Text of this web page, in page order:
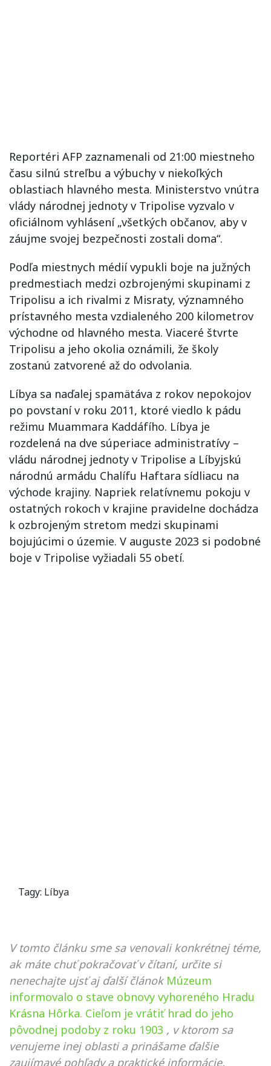
Reportéri AFP zaznamenali od 21:00 miestneho
času silnú streľbu a výbuchy v niekoľkých
oblastiach hlavného mesta. Ministerstvo vnútra
vlády národnej jednoty v Tripolise vyzvalo v
oficiálnom vyhlásení „všetkých občanov, aby v
záujme svojej bezpečnosti zostali doma“.
Podľa miestnych médií vypukli boje na južných
predmestiach medzi ozbrojenými skupinami z
Tripolisu a ich rivalmi z Misraty, významného
prístavného mesta vzdialeného 200 kilometrov
východne od hlavného mesta. Viaceré štvrte
Tripolisu a jeho okolia oznámili, že školy
zostanú zatvorené až do odvolania.
Líbya sa naďalej spamätáva z rokov nepokojov
po povstaní v roku 2011, ktoré viedlo k pádu
režimu Muammara Kaddáfího. Líbya je
rozdelená na dve súperiace administratívy –
vládu národnej jednoty v Tripolise a Líbyjskú
národnú armádu Chalífu Haftara sídliacu na
východe krajiny. Napriek relatívnemu pokoju v
ostatných rokoch v krajine pravidelne dochádza
k ozbrojeným stretom medzi skupinami
bojujúcimi o územie. V auguste 2023 si podobné
boje v Tripolise vyžiadali 55 obetí.
Tagy: Líbya
V tomto článku sme sa venovali konkrétnej téme,
ak máte chuť pokračovať v čítaní, určite si
nenechajte ujsť aj ďalší článok Múzeum
informovalo o stave obnovy vyhoreného Hradu
Krásna Hôrka. Cieľom je vrátiť hrad do jeho
pôvodnej podoby z roku 1903 , v ktorom sa
venujeme inej oblasti a prinášame ďalšie
zaujímavé pohľady a praktické informácie.